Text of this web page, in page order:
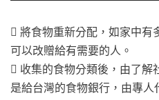
 將食物重新分配，如家中有
可以改贈給有需要的人。
 收集的食物分類後，由了
是給台灣的食物銀行，由專人